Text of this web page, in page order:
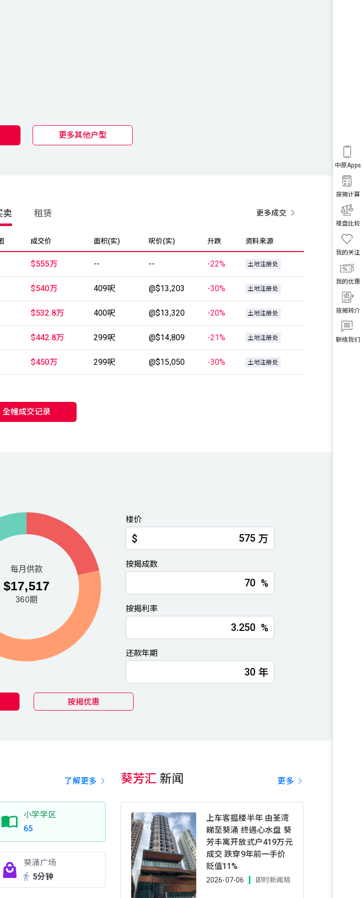
联络我们
按揭转介
我的优惠
我的关注
楼盘比较
按揭计算
中原Apps
更多其他户型
卖 租赁 更多成交
成交价 面积(实) 呎价(实) 升跌 资料来源
$555万 -- -- -22% 土地注册处
$540万 409呎 @$13,203 -30% 土地注册处
$532.8万 400呎 @$13,320 -20% 土地注册处
$442.8万 299呎 @$14,809 -21% 土地注册处
$450万 299呎 @$15,050 -30% 土地注册处
全幢成交记录
楼价
$ 万
按揭成数
%
按揭利率
%
还款年期
年
按揭优惠
了解更多
小学学区
65
葵涌广场
5分钟
葵芳汇 新闻 更多
上车客揾楼半年 由荃湾
睇至葵涌 终遇心水盘 葵
芳丰寓开放式户419万元
成交 跌穿9年前一手价
贬值11%
2026-07-06 即时新闻稿